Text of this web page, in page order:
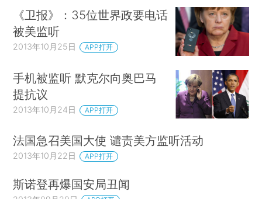
《卫报》：35位世界政要电话
被美监听
2013年10月25日 APP打开
手机被监听 默克尔向奥巴马
提抗议
2013年10月24日 APP打开
法国急召美国大使 谴责美方监听活动
2013年10月22日 APP打开
斯诺登再爆国安局丑闻